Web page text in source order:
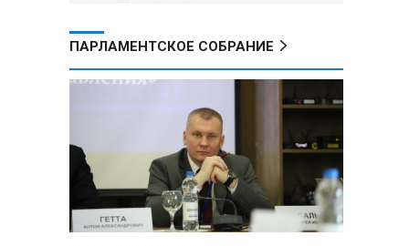
подготовке теракта на объекте
Минобороны РФ: за ночь
ПВО сбила 605 украинских
беспилотников над Россией и
акваторией Черного и Азовского
морей
Где проголосовать
россиянам в Беларуси на
ПАРЛАМЕНТСКОЕ СОБРАНИЕ